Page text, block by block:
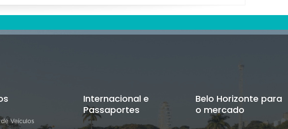
de Veículos
Internacional e
Passaportes
Belo Horizonte para
o mercado